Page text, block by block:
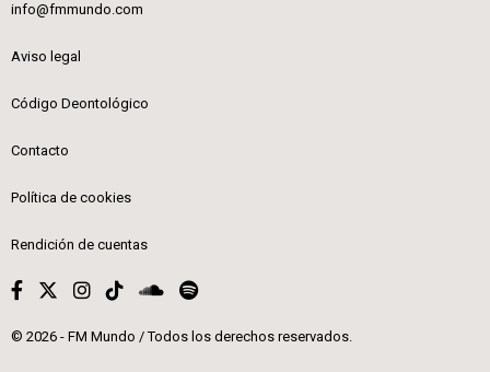
info@fmmundo.com
Aviso legal
Código Deontológico
Contacto
Política de cookies
Rendición de cuentas
© 2026 - FM Mundo / Todos los derechos reservados.